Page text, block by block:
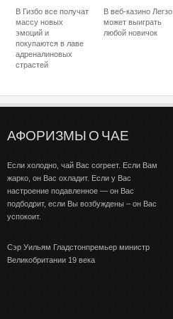
В Гизбо все получат
массу новых
эмоций и
покупаются в лаве
адреналиновых
страстей
В веб-казино Легзо
может выиграть
любой новичок
АФОРИЗМЫ О ЧАЕ
Если холодно, чай Вас согреет. Если Вам
жарко, он Вас охладит. Если у Вас
настроение подавленное — он Вас
подбодрит, если Вы возбуждены – он Вас
успокоит.
Сэр Уильям Гладстонпремьер министр
Великобритании 19 века